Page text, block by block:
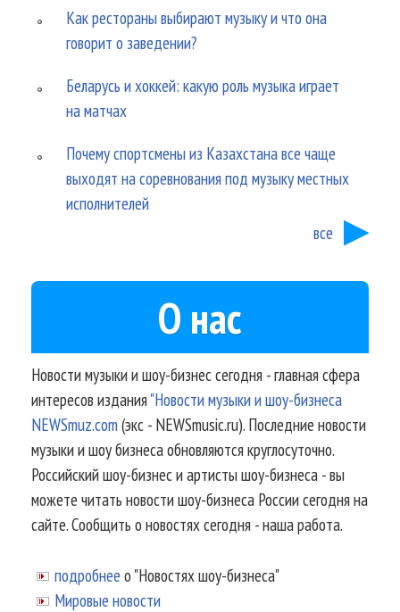
Как рестораны выбирают музыку и что она
говорит о заведении?
Беларусь и хоккей: какую роль музыка играет
на матчах
Почему спортсмены из Казахстана все чаще
выходят на соревнования под музыку местных
исполнителей
все
О нас
Новости музыки и шоу-бизнес сегодня - главная сфера
интересов издания"Новости музыки и шоу-бизнеса
NEWSmuz.com(экс - NEWSmusic.ru). Последние новости
музыки и шоу бизнеса обновляются круглосуточно.
Российский шоу-бизнес и артисты шоу-бизнеса - вы
можете читать новости шоу-бизнеса России сегодня на
сайте. Сообщить о новостях сегодня - наша работа.
подробнее о "Новостях шоу-бизнеса"
Мировые новости